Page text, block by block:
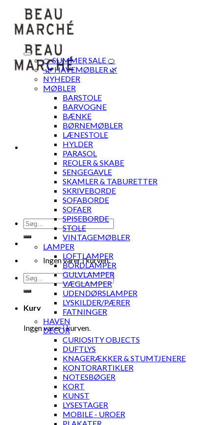
content
Søg
efter:
Ingen varer i kurven.
Søg
efter:
Kurv
Ingen varer i kurven.
🍊 SUMMER SALE 🍊
·🌿 HAVEMØBLER 🌿
NYHEDER
MØBLER
BARSTOLE
BARVOGNE
BÆNKE
BØRNEMØBLER
LÆNESTOLE
HYLDER
PARASOL
REOLER & SKABE
SENGEGAVLE
SKAMLER & TABURETTER
SKRIVEBORDE
SOFABORDE
SOFAER
SPISEBORDE
STOLE
VINTAGEMØBLER
LAMPER
LOFTLAMPER
BORDLAMPER
GULVLAMPER
VÆGLAMPER
UDENDØRSLAMPER
LYSKILDER/PÆRER
FATNINGER
HAVEN
DECOR
CURIOSITY OBJECTS
DUFTLYS
KNAGERÆKKER & STUMTJENERE
KONTORARTIKLER
NOTESBØGER
KORT
KUNST
LYSESTAGER
MOBILE - UROER